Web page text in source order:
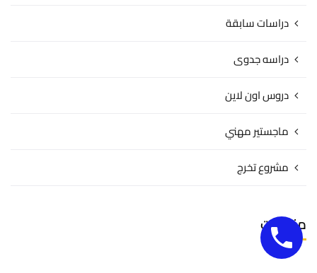
دراسات سابقة
دراسه جدوى
دروس اون لاين
ماجستير مهني
مشروع تخرج
منوعات